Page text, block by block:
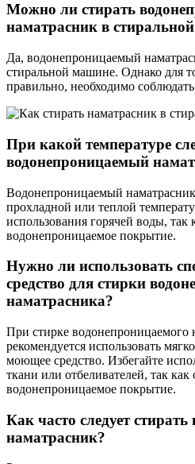
Можно ли стирать
наматрасник в
Да, водонепроницаемый
стиральной машине. Однако для
правильно, необходимо
При какой температуре
водонепроницаемый
Водонепроницаемый наматрасник
прохладной или теплой
использования горячей воды, так
водонепроницаемое покрытие.
Нужно ли использовать
средство для стирки
наматрасника?
При стирке водонепроницаемого
рекомендуется использовать
моющее средство. Избегайте
ткани или отбеливателей, так
водонепроницаемое покрытие.
Как часто следует
наматрасник?